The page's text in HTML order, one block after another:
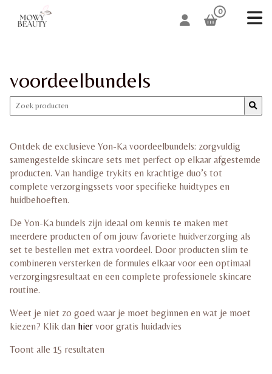
0
voordeelbundels
Ontdek de exclusieve Yon-Ka voordeelbundels: zorgvuldig
samengestelde skincare sets met perfect op elkaar afgestemde
producten. Van handige trykits en krachtige duo’s tot
complete verzorgingssets voor specifieke huidtypes en
huidbehoeften.
De Yon-Ka bundels zijn ideaal om kennis te maken met
meerdere producten of om jouw favoriete huidverzorging als
set te bestellen met extra voordeel. Door producten slim te
combineren versterken de formules elkaar voor een optimaal
verzorgingsresultaat en een complete professionele skincare
routine.
Weet je niet zo goed waar je moet beginnen en wat je moet
kiezen? Klik dan hier voor gratis huidadvies
Toont alle 15 resultaten